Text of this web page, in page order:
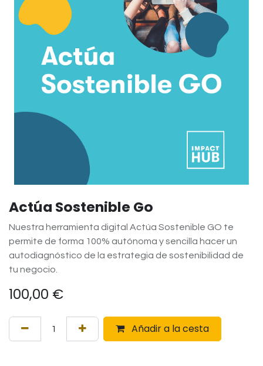
Actúa Sostenible Go
Nuestra herramienta digital Actúa Sostenible GO te
permite de forma 100% autónoma y sencilla hacer un
autodiagnóstico de la estrategia de sostenibilidad de
tu negocio.
100,00 €
Añadir a la cesta